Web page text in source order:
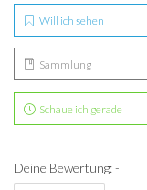
Will ich sehen
Sammlung
Schaue ich gerade
Deine Bewertung: -